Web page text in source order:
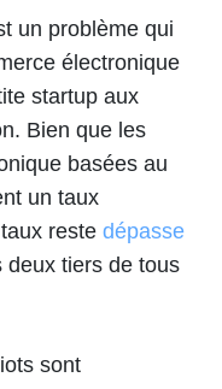
un problème qui
électronique
startup aux
Bien que les
basées au
un taux
reste dépasse
deux tiers de tous
sont